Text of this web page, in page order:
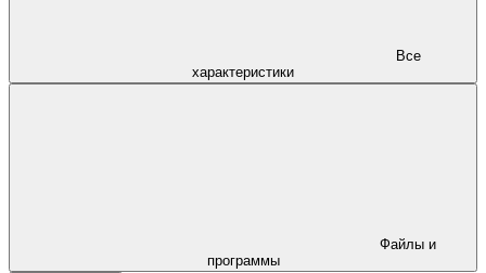
характеристики
программы